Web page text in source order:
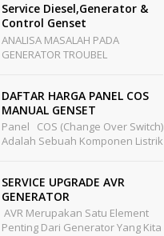
Penyebab Generator Tidak
Mengeluarkan Te...
Service Diesel,generator &
Control Genset
ANALISA MASALAH PADA
GENERATOR TROUBEL
PMG Stator Terputus - PMG
Stator ...
DAFTAR HARGA PANEL COS
MANUAL GENSET
Panel COS (Change Over Switch)
Adalah Sebuah Komponen Listrik
PLN Ke Sumber Te...
SERVICE UPGRADE AVR
GENERATOR
AVR Merupakan Satu Element
Penting Dari Generator Yang Kita